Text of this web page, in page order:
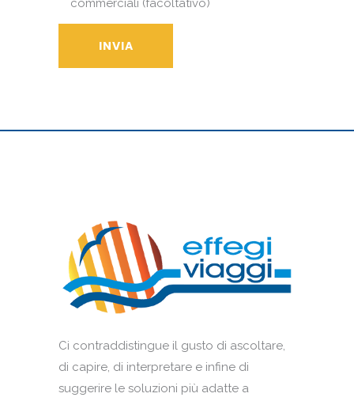
commerciali (facoltativo)
Ci contraddistingue il gusto di ascoltare,
di capire, di interpretare e infine di
suggerire le soluzioni più adatte a